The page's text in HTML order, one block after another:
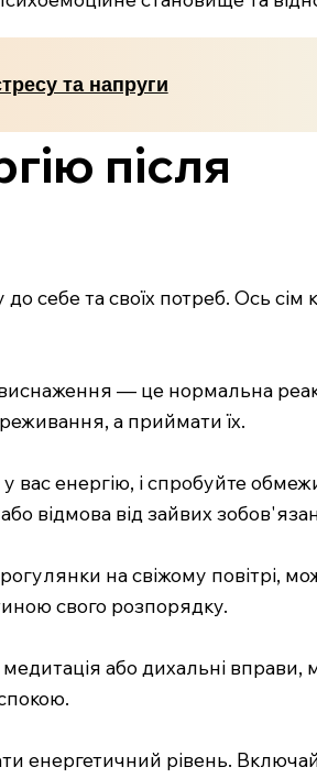
та напруги
після
себе та своїх потреб. Ось сім
— це нормальна
а приймати їх.
енергію, і спробуйте
відмова від зайвих
на свіжому повітрі,
свого розпорядку.
або дихальні вправи,
рівень.